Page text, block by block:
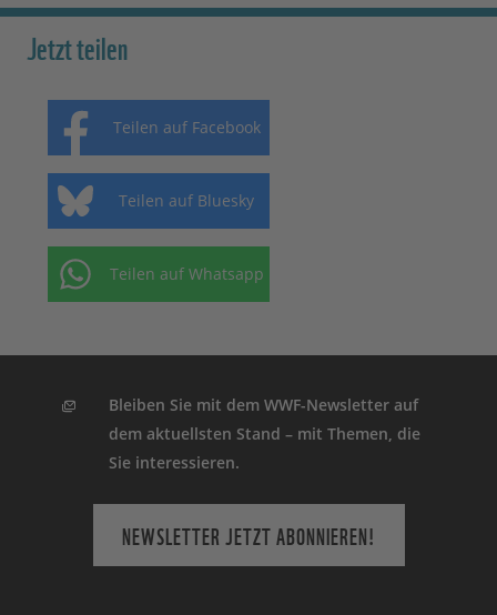
Jetzt teilen
Teilen auf Facebook
Teilen auf Bluesky
Teilen auf Whatsapp
Bleiben Sie mit dem WWF-Newsletter auf
dem aktuellsten Stand – mit Themen, die
Sie interessieren.
NEWSLETTER JETZT ABONNIEREN!